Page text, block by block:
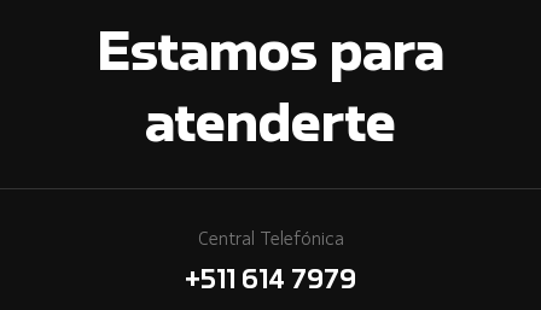
Estamos para
atenderte
Central Telefónica
+511 614 7979